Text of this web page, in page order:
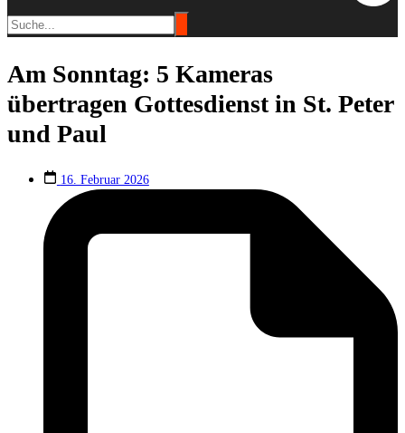
Am Sonntag: 5 Kameras
übertragen Gottesdienst in St. Peter
und Paul
16. Februar 2026